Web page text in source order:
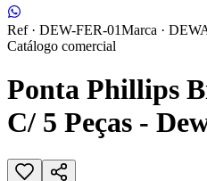
Ref · DEW-FER-01Marca ·
Catálogo comercial
Ponta Phillips
C/ 5 Peças -